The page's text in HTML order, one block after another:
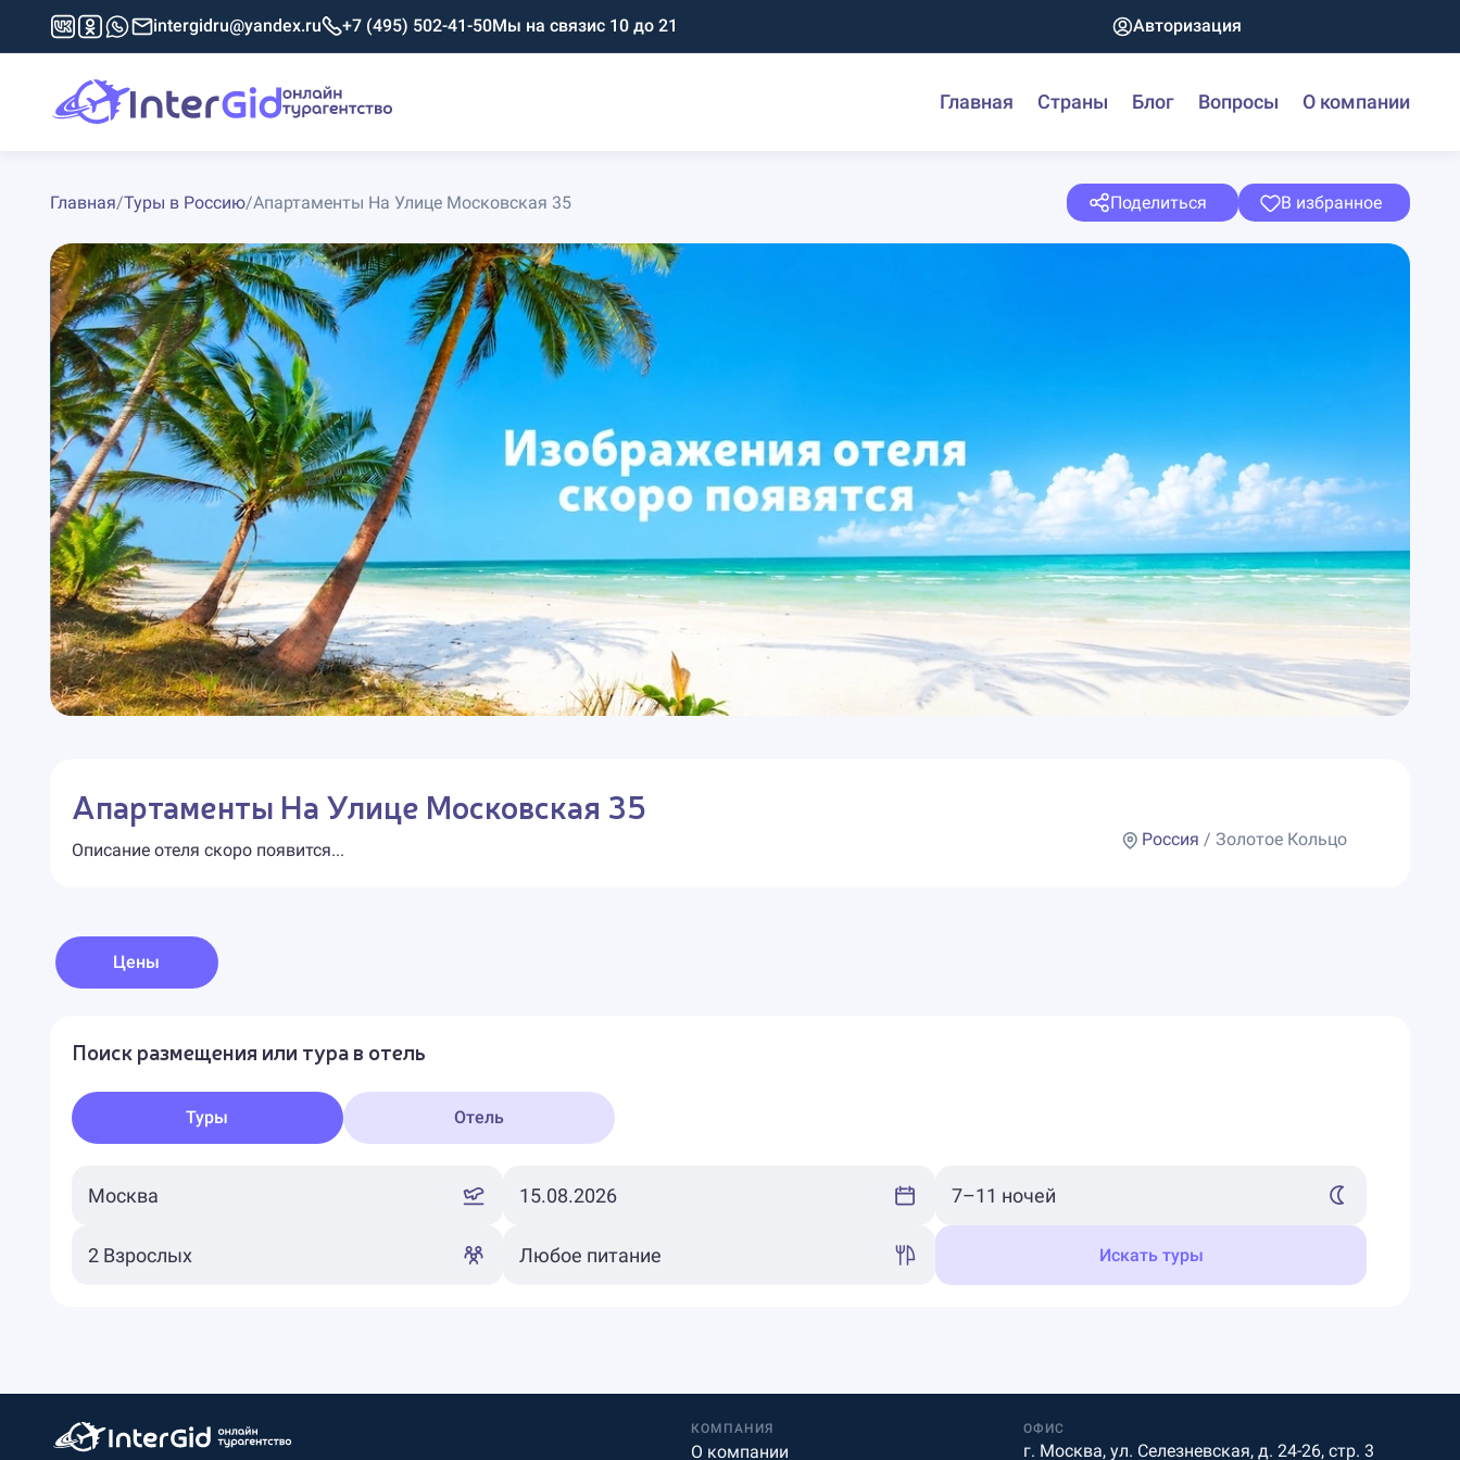
intergidru@yandex.ru +7 (495) 502-41-50Мы на связис 10 до 21 Авторизация
Главная Страны Блог Вопросы О компании
Главная/Туры в Россию/Апартаменты На Улице Московская 35 Поделиться В избранное
Апартаменты На Улице Московская 35
Описание отеля скоро появится...
Россия / Золотое Кольцо
Цены
Поиск размещения или тура в отель
Туры Отель
Искать туры
КОМПАНИЯ
О компании
ОФИС
г. Москва, ул. Селезневская, д. 24-26, стр. 3